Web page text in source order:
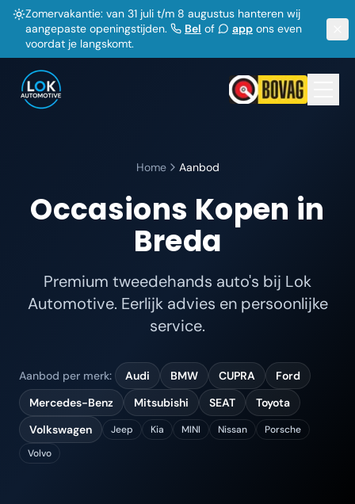
Zomervakantie: van 31 juli t/m 8 augustus hanteren wij
aangepaste openingstijden.
Bel of app ons even
voordat je langskomt.
Home Aanbod
Occasions Kopen in
Breda
Premium tweedehands auto's bij Lok
Automotive. Eerlijk advies en persoonlijke
service.
Aanbod per merk: Audi BMW CUPRA
Ford
Mercedes-Benz
Mitsubishi SEAT
Toyota
Volkswagen
Jeep Kia MINI Nissan
Porsche
Volvo